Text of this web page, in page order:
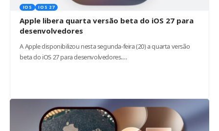
IOS IOS 27
Apple libera quarta versão beta do iOS 27 para
desenvolvedores
A Apple disponibilizou nesta segunda-feira (20) a quarta versão
beta do iOS 27 para desenvolvedores.…